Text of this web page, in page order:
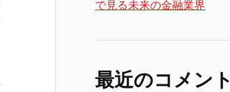
で見る未来の金融業界
最近のコメント